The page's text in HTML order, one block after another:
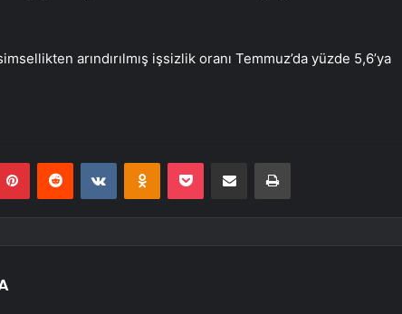
arındırılmış işsizlik oranı Temmuz’da yüzde 5,6’ya
PinterestReddit VKontakteOdnoklassniki
Pocket E-Posta ile paylaş Yazdır